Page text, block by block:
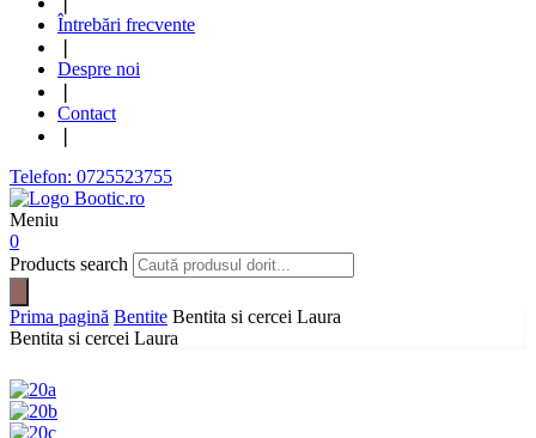
Întrebări frecvente
Despre noi
Contact
Telefon: 0725523755
Meniu
0
Products search
Prima pagină Bentite Bentita si cercei Laura
Bentita si cercei Laura